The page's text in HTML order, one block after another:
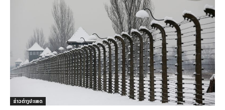
ຂ່າວຕ່າງປະເທດ